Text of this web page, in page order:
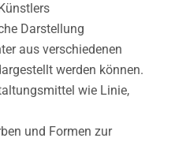
Darstellung
aus verschiedenen
werden können.
wie Linie,
und Formen zur